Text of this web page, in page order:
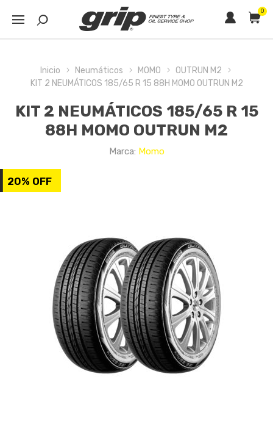
0
Inicio Neumáticos MOMO
OUTRUN M2
KIT 2 NEUMÁTICOS 185/65 R 15 88H MOMO OUTRUN M2
KIT 2 NEUMÁTICOS 185/65 R 15
88H MOMO OUTRUN M2
Marca: Momo
20% OFF